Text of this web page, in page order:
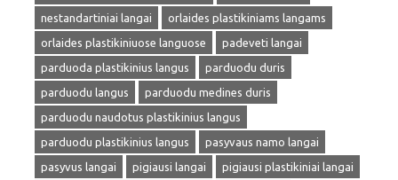
nestandartiniai langai
orlaides plastikiniams langams
orlaides plastikiniuose languose
padeveti langai
parduoda plastikinius langus
parduodu duris
parduodu langus
parduodu medines duris
parduodu naudotus plastikinius langus
parduodu plastikinius langus
pasyvaus namo langai
pasyvus langai
pigiausi langai
pigiausi plastikiniai langai